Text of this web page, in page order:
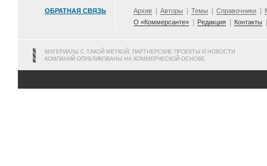
ОБРАТНАЯ СВЯЗЬ Архив Авторы Темы Справочники
О «Коммерсанте»
Редакция Контакты
МАТЕРИАЛЫ С ТАКОЙ МЕТКОЙ, ПАРТНЕРСКИЕ ПРОЕКТЫ И НОВОСТИ
КОМПАНИЙ ОПУБЛИКОВАНЫ НА КОММЕРЧЕСКОЙ ОСНОВЕ